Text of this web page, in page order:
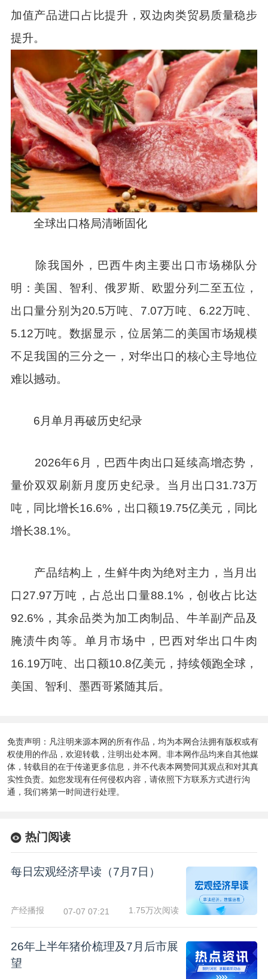
加值产品进口占比提升，双边肉类贸易质量稳步
提升。
全球出口格局清晰固化
除我国外，巴西牛肉主要出口市场梯队分
明：美国、智利、俄罗斯、欧盟分列二至五位，
出口量分别为20.5万吨、7.07万吨、6.22万吨、
5.12万吨。数据显示，位居第二的美国市场规模
不足我国的三分之一，对华出口的核心主导地位
难以撼动。
6月单月再破历史纪录
2026年6月，巴西牛肉出口延续高增态势，
量价双双刷新月度历史纪录。当月出口31.73万
吨，同比增长16.6%，出口额19.75亿美元，同比
增长38.1%。
产品结构上，生鲜牛肉为绝对主力，当月出
口27.97万吨，占总出口量88.1%，创收占比达
92.6%，其余品类为加工肉制品、牛羊副产品及
腌渍牛肉等。单月市场中，巴西对华出口牛肉
16.19万吨、出口额10.8亿美元，持续领跑全球，
美国、智利、墨西哥紧随其后。
免责声明：凡注明来源本网的所有作品，均为本网合法拥有版权或有
权使用的作品，欢迎转载，注明出处本网。非本网作品均来自其他媒
体，转载目的在于传递更多信息，并不代表本网赞同其观点和对其真
实性负责。如您发现有任何侵权内容，请依照下方联系方式进行沟
通，我们将第一时间进行处理。
热门阅读
每日宏观经济早读（7月7日）
产经播报 07-07 07:21 1.75万次阅读
26年上半年猪价梳理及7月后市展
望